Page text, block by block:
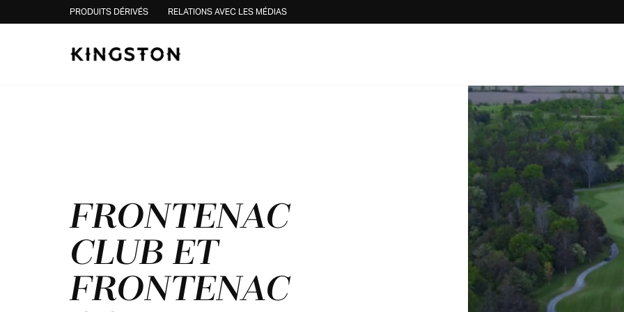
Skip to contentPRODUITS DÉRIVÉS RELATIONS AVEC LES MÉDIAS
FRONTENAC
CLUB ET
FRONTENAC